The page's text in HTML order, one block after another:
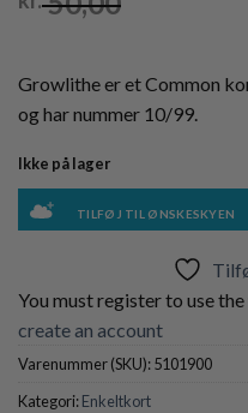
Growlithe er et Common
og har nummer 10/99.
Ikke på lager
TILFØJ TIL ØNSKESKYEN
You must register to use
create an account
Varenummer (SKU):5101900
Kategori:Enkeltkort